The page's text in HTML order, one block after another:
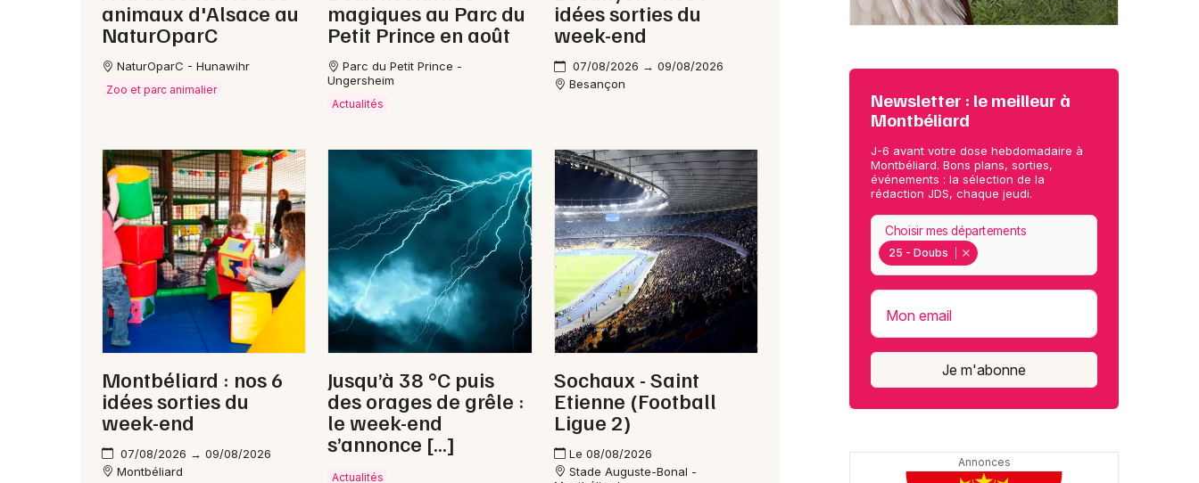
Franche-Comté
Artistes en tournée
Actus à Montbéliard
Magazine à Montbéliard
Choisir mes départements
animaux d'Alsace au
NaturOparC
NaturOparC - Hunawihr
Zoo et parc animalier
magiques au Parc du
Petit Prince en août
Parc du Petit Prince -
Ungersheim
Actualités
idées sorties du
week-end
07/08/2026 → 09/08/2026
Besançon
Montbéliard : nos 6
idées sorties du
week-end
07/08/2026 → 09/08/2026
Montbéliard
Jusqu’à 38 °C puis
des orages de grêle :
le week-end
s’annonce […]
Actualités
Sochaux - Saint
Etienne (Football
Ligue 2)
Le 08/08/2026
Stade Auguste-Bonal -
Newsletter : le meilleur à
Montbéliard
J-6 avant votre dose hebdomadaire à
Montbéliard. Bons plans, sorties,
événements : la sélection de la
rédaction JDS, chaque jeudi.
25 - Doubs
Choisir mes départements
Mon email
Je m'abonne